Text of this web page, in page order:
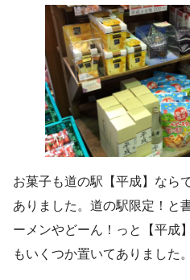
お菓子も道の駅【平成】なら
ありました。道の駅限定！と
ーメンやどーん！っと【平成
もいくつか置いてありました。